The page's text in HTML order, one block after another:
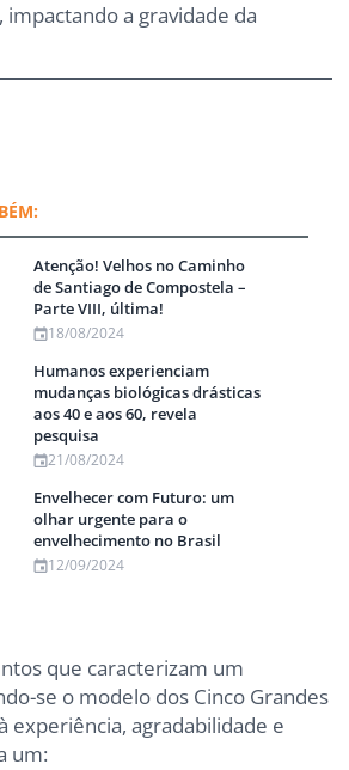
a gravidade da
Atenção! Velhos no Caminho
de Santiago de Compostela –
Parte VIII, última!
18/08/2024
Humanos experienciam
mudanças biológicas drásticas
aos 40 e aos 60, revela
pesquisa
21/08/2024
Envelhecer com Futuro: um
olhar urgente para o
envelhecimento no Brasil
12/09/2024
que caracterizam um
se o modelo dos Cinco Grandes
experiência, agradabilidade e
um: